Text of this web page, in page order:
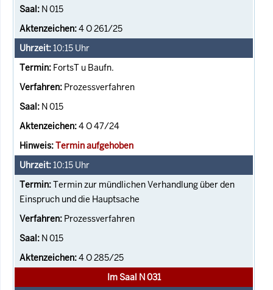
N 015
4 O 261/25
10:15 Uhr
FortsT u Baufn.
Prozessverfahren
N 015
4 O 47/24
Termin aufgehoben
10:15 Uhr
Termin zur mündlichen Verhandlung über den
Einspruch und die Hauptsache
Prozessverfahren
N 015
4 O 285/25
Im Saal N 031